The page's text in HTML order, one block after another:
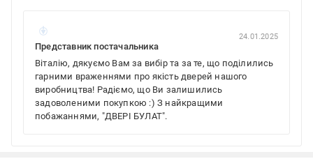
Представник постачальника
24.01.2025
Віталію, дякуємо Вам за вибір та за те, що поділились
гарними враженнями про якість дверей нашого
виробництва! Радіємо, що Ви залишились
задоволеними покупкою :) З найкращими
побажаннями, "ДВЕРІ БУЛАТ".